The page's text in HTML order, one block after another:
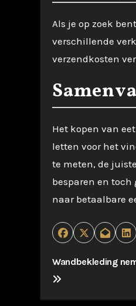
Als je op zoek
verschillende
verzendkosten
Het kopen van
letten voor het
te meten, de
besparen en toch
naar betaalbare
B
e
Wandbekleding